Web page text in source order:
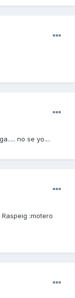
no se yo....
:motero